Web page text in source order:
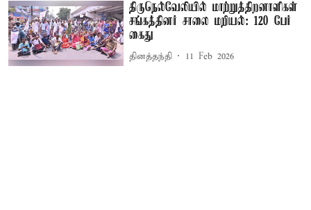
திருநெல்வேலியில் மாற்றுத்திறனாளிகள்
சங்கத்தினர் சாலை மறியல்: 120 பேர்
கைது
தினத்தந்தி 11 Feb 2026